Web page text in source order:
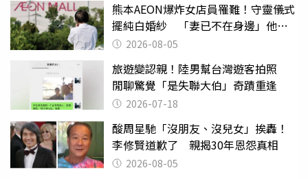
熊本AEON爆炸女店員罹難！守靈儀式
擺純白婚紗 「妻已不在身邊」他淚
喊：無法想像
2026-08-05
旅遊變認親！陸男幫台灣遊客拍照
閒聊驚覺「是失聯大伯」奇蹟重逢
2026-07-18
酸周星馳「沒朋友、沒兒女」挨轟！
李修賢道歉了 親揭30年恩怨真相
2026-08-05